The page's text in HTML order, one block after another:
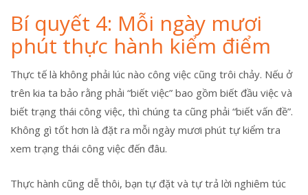
Bí quyết 4: Mỗi ngày mươi
phút thực hành kiểm điểm
Thực tế là không phải lúc nào công việc cũng trôi chảy. Nếu ở
trên kia ta bảo rằng phải “biết việc” bao gồm biết đầu việc và
biết trạng thái công việc, thì chúng ta cũng phải “biết vấn đề”.
Không gì tốt hơn là đặt ra mỗi ngày mươi phút tự kiểm tra
xem trạng thái công việc đến đâu.
Thực hành cũng dễ thôi, bạn tự đặt và tự trả lời nghiêm túc